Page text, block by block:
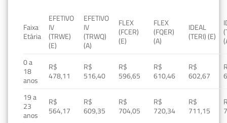
Faixa
Etária
EFETIVO
IV
(TRWE)
(E)
EFETIVO
IV
(TRWQ)
(A)
FLEX
(FCER)
(E)
FLEX
(FQER)
(A)
IDEAL
(TERI) (E)
0 a
18
anos
R$
478,11
R$
516,40
R$
596,65
R$
610,46
R$
602,67
19 a
23
anos
R$
564,17
R$
609,35
R$
704,05
R$
720,34
R$
711,15